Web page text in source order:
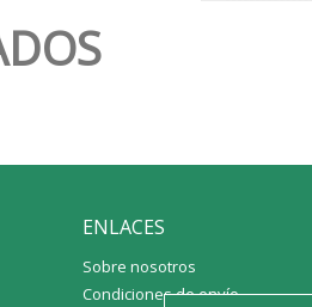
ENLACES
Sobre nosotros
Condiciones de envío